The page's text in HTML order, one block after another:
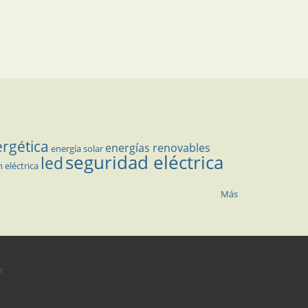
energía solar energías renovables
eléctrica ledseguridad eléctrica
Más